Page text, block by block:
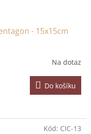
- 15x15cm
Na dotaz
Do košíku
Kód: CIC-13